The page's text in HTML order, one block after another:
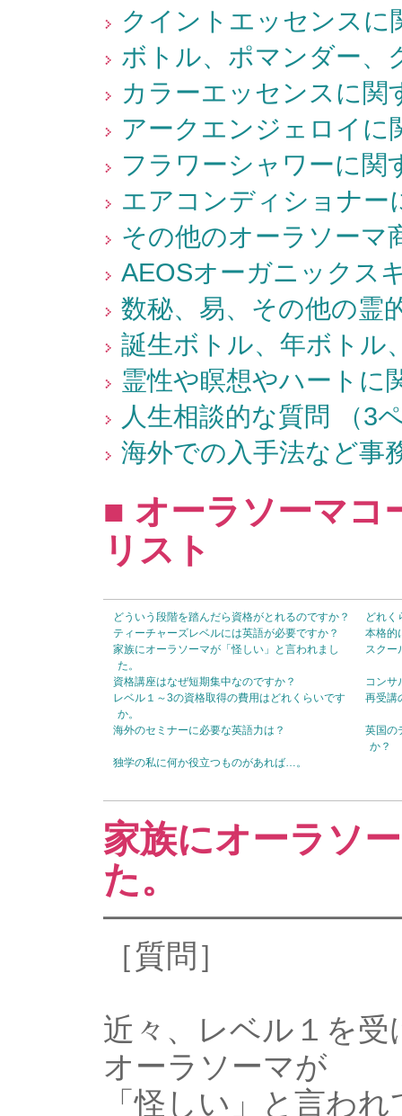
クイントエッセンスに
ボトル、ポマンダー、
カラーエッセンスに関
アークエンジェロイに
フラワーシャワーに関
エアコンディショナー
その他のオーラソーマ
AEOSオーガニックス
数秘、易、その他の霊
誕生ボトル、年ボトル
霊性や瞑想やハートに
人生相談的な質問 （3
海外での入手法など事
■ オーラソーマコ
リスト
どういう段階を踏んだら資格がとれるのですか？
どれく
ティーチャーズレベルには英語が必要ですか？
本格的
家族にオーラソーマが「怪しい」と言われまし
た。
スクー
資格講座はなぜ短期集中なのですか？
コンサ
レベル１～3の資格取得の費用はどれくらいです
か。
再受講
海外のセミナーに必要な英語力は？
英国の
か？
独学の私に何か役立つものがあれば…。
家族にオーラソ
た。
［質問］
近々、レベル１を
オーラソーマが
「怪しい」と言わ